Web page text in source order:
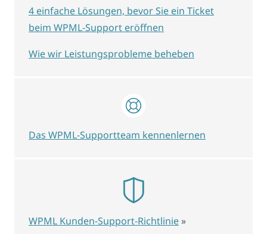
4 einfache Lösungen, bevor Sie ein Ticket
beim WPML-Support eröffnen
Wie wir Leistungsprobleme beheben
Das WPML-Supportteam kennenlernen
WPML Kunden-Support-Richtlinie »